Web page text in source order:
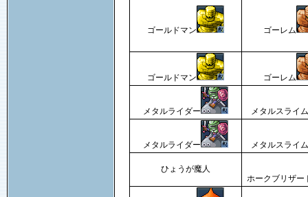
ゴールドマン ゴーレム
ゴールドマン ゴーレム
メタルライダー メタルスライム
メタルライダー メタルスライム
ひょうが魔人
ホークブリザー